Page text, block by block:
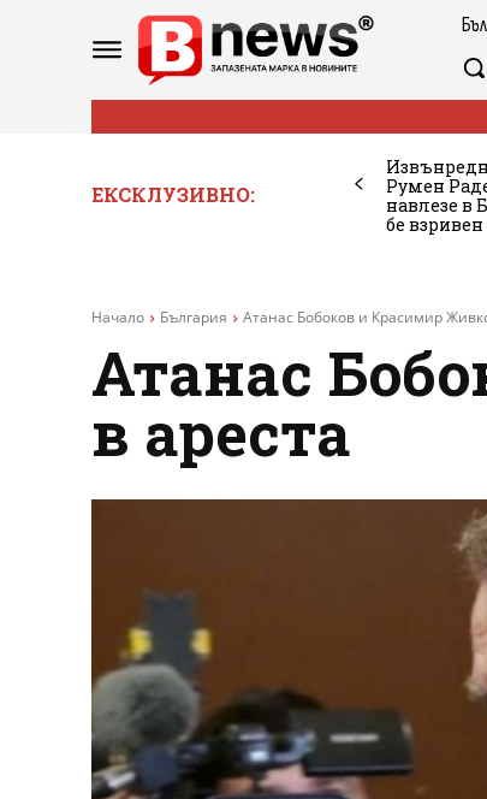
ЕКСКЛУЗИВНО:
Румен
навлезе в
бе взривен
Начало България Атанас Бобоков и Красимир
Атанас
в ареста